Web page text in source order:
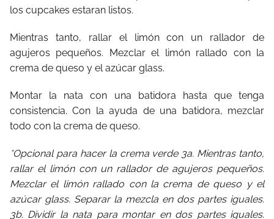
los cupcakes estaran listos.
Mientras tanto, rallar el limón con un rallador de
agujeros pequeños. Mezclar el limón rallado con la
crema de queso y el azúcar glass.
Montar la nata con una batidora hasta que tenga
consistencia. Con la ayuda de una batidora, mezclar
todo con la crema de queso.
*Opcional para hacer la crema verde 3a. Mientras tanto,
rallar el limón con un rallador de agujeros pequeños.
Mezclar el limón rallado con la crema de queso y el
azúcar glass. Separar la mezcla en dos partes iguales.
3b. Dividir la nata para montar en dos partes iguales.